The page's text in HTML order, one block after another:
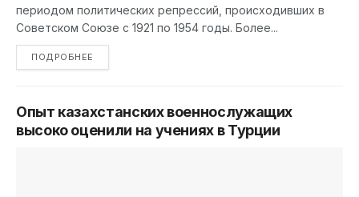
периодом политических репрессий, происходивших в
Советском Союзе с 1921 по 1954 годы. Более...
ПОДРОБНЕЕ
Опыт казахстанских военнослужащих
высоко оценили на учениях в Турции